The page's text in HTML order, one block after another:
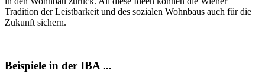
Tradition der Leistbarkeit und des sozialen Wohnbaus auch für die
Zukunft sichern.
Beispiele in der IBA ...